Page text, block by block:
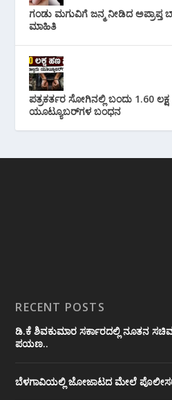
ಗಂಡು ಮಗುವಿಗೆ ಜನ್ಮ ನೀಡಿದ ಅಪ್ರಾಪ್ತ
ಮಾಹಿತಿ
ಪತ್ರಕರ್ತರ ಸೋಗಿನಲ್ಲಿ ಬಂದು 1.60
ಯೂಟ್ಯೂಬರ್‌ಗಳ ಬಂಧನ
RECENT POSTS
ಡಿ.ಕೆ ಶಿವಕುಮಾರ ಸರ್ಕಾರದಲ್ಲಿ ನೂತನ
ಪಯಣ..
ಬೆಳಗಾವಿಯಲ್ಲಿ ಜೋಜಾಟದ ಮೇಲೆ